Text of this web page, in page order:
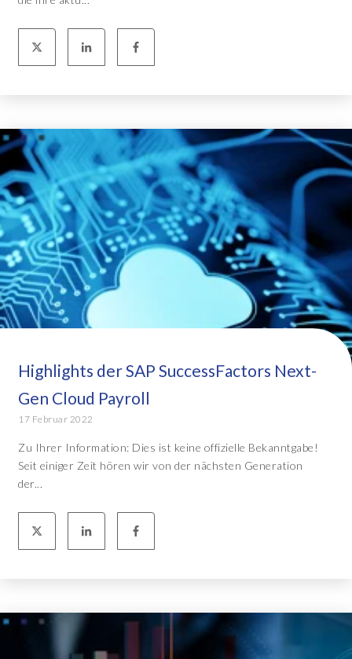
Highlights der SAP SuccessFactors Next-
Gen Cloud Payroll
17 Februar 2022
Zu Ihrer Information: Dies ist keine offizielle Bekanntgabe!
Seit einiger Zeit hören wir von der nächsten Generation
der...